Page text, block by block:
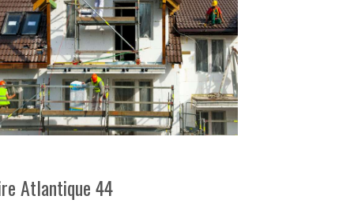
Atlantique 44